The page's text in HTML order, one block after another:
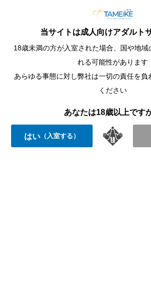
当サイトは成人向けアダルト
18歳未満の方が入室された場合、国や地域
れる可能性があります
あらゆる事態に対し弊社は一切の責任を負
ください
あなたは18歳以上です
はい （入室する）